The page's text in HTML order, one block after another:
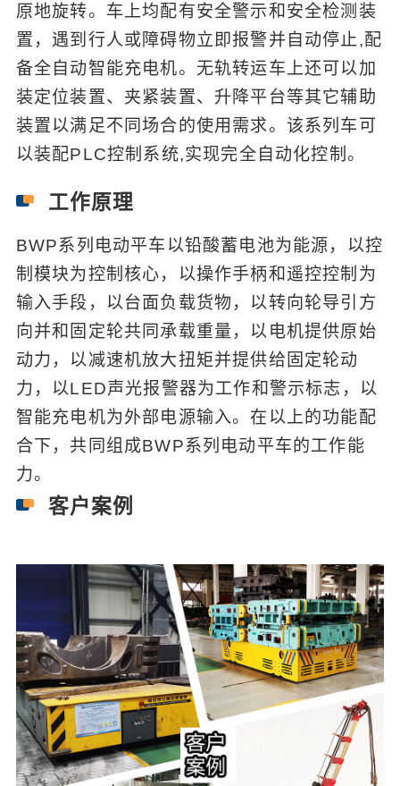
原地旋转。车上均配有安全警示和安全检测装
置，遇到行人或障碍物立即报警并自动停止,配
备全自动智能充电机。无轨转运车上还可以加
装定位装置、夹紧装置、升降平台等其它辅助
装置以满足不同场合的使用需求。该系列车可
以装配PLC控制系统,实现完全自动化控制。
工作原理
BWP系列电动平车以铅酸蓄电池为能源，以控
制模块为控制核心，以操作手柄和遥控控制为
输入手段，以台面负载货物，以转向轮导引方
向并和固定轮共同承载重量，以电机提供原始
动力，以减速机放大扭矩并提供给固定轮动
力，以LED声光报警器为工作和警示标志，以
智能充电机为外部电源输入。在以上的功能配
合下，共同组成BWP系列电动平车的工作能
力。
客户案例